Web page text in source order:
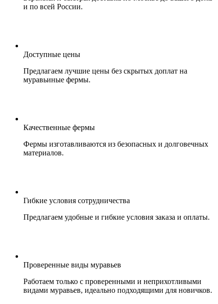
и по всей России.
Доступные цены
Предлагаем лучшие цены без скрытых доплат на
муравьиные фермы.
Качественные фермы
Фермы изготавливаются из безопасных и долговечных
материалов.
Гибкие условия сотрудничества
Предлагаем удобные и гибкие условия заказа и оплаты.
Проверенные виды муравьев
Работаем только с проверенными и неприхотливыми
видами муравьев, идеально подходящими для новичков.